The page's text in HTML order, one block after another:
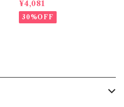
¥4,081
30%OFF